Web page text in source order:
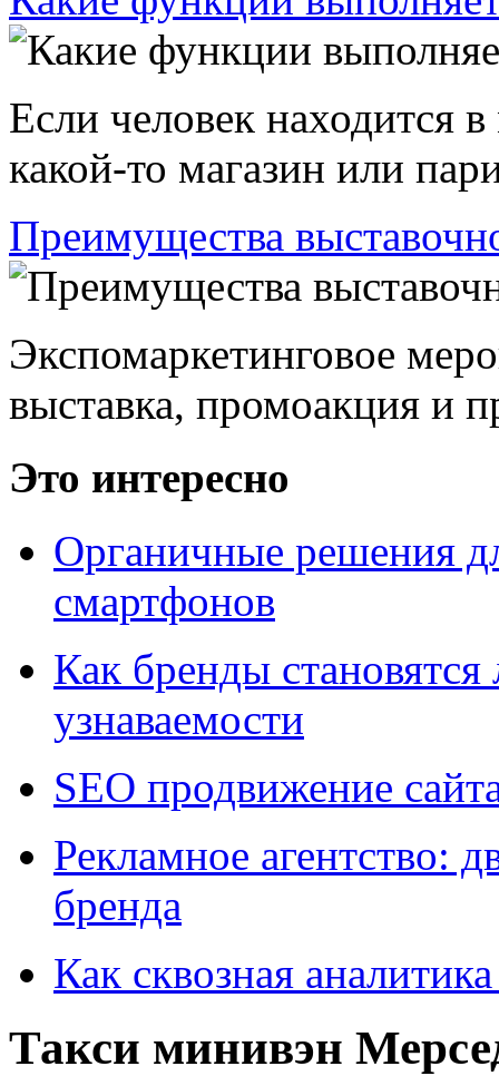
Если человек находится
какой-то магазин или
Преимущества
Экспомаркетинговое
выставка, промоакция и
Это интересно
Органичные решения
смартфонов
Как бренды
узнаваемости
SEO продвижение
Рекламное агентство:
бренда
Как сквозная
Такси минивэн